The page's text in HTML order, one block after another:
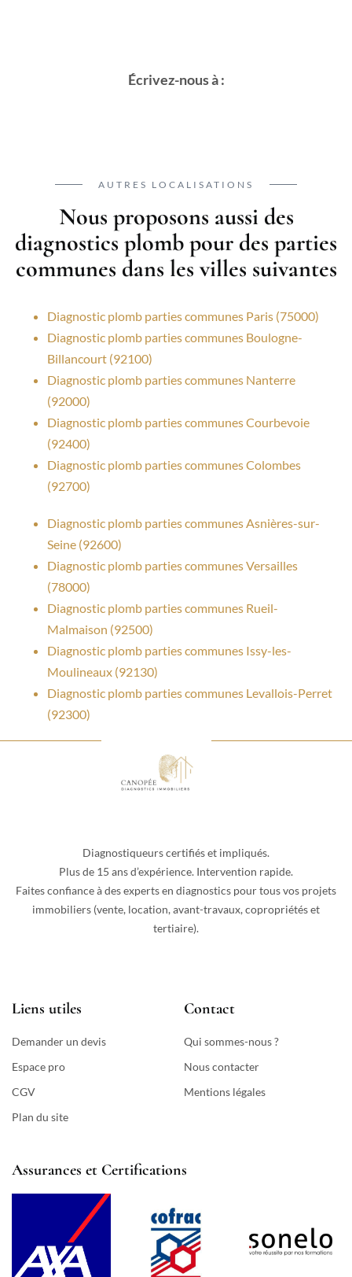
Écrivez-nous à :
AUTRES LOCALISATIONS
Nous proposons aussi des
diagnostics plomb pour des parties
communes dans les villes suivantes
Diagnostic plomb parties communes Paris (75000)
Diagnostic plomb parties communes Boulogne-
Billancourt (92100)
Diagnostic plomb parties communes Nanterre
(92000)
Diagnostic plomb parties communes Courbevoie
(92400)
Diagnostic plomb parties communes Colombes
(92700)
Diagnostic plomb parties communes Asnières-sur-
Seine (92600)
Diagnostic plomb parties communes Versailles
(78000)
Diagnostic plomb parties communes Rueil-
Malmaison (92500)
Diagnostic plomb parties communes Issy-les-
Moulineaux (92130)
Diagnostic plomb parties communes Levallois-Perret
(92300)
Diagnostiqueurs certifiés et impliqués.
Plus de 15 ans d’expérience. Intervention rapide.
Faites confiance à des experts en diagnostics pour tous vos projets
immobiliers (vente, location, avant-travaux, copropriétés et
tertiaire).
Liens utiles
Demander un devis
Espace pro
CGV
Plan du site
Contact
Qui sommes-nous ?
Nous contacter
Mentions légales
Assurances et Certifications